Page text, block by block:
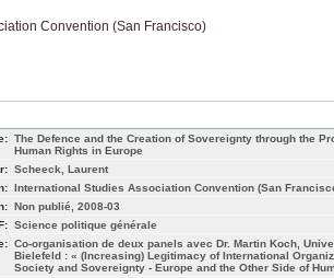
Convention (San Francisco)
The Defence and the Creation of Sovereignty through the
Human Rights in Europe
Scheeck, Laurent
International Studies Association Convention (San
Non publié, 2008-03
Science politique générale
Co-organisation de deux panels avec Dr. Martin Koch,
Bielefeld : « (Increasing) Legitimacy of International
Society and Sovereignty - Europe and the Other Side of